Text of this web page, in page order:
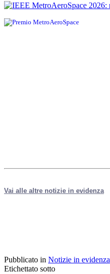
Vai alle altre notizie in evidenza
Pubblicato in Notizie in evidenza
Etichettato sotto